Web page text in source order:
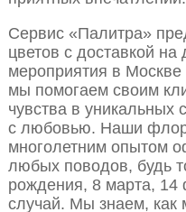
Сервис «Палитра»
цветов с доставкой
мероприятия в
мы помогаем своим
чувства в уникальных
с любовью. Наши
многолетним опытом
любых поводов, будь
рождения, 8 марта,
случай. Мы знаем, как